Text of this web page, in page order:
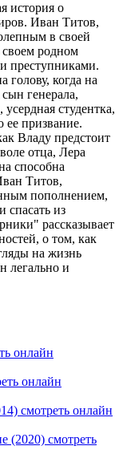
история о
Иван Титов,
в своей
своем родном
преступниками.
голову, когда на
генерала,
студентка,
ее призвание.
Владу предстоит
отца, Лера
способна
Титов,
пополнением,
из
рассказывает
о том, как
на жизнь
легально и